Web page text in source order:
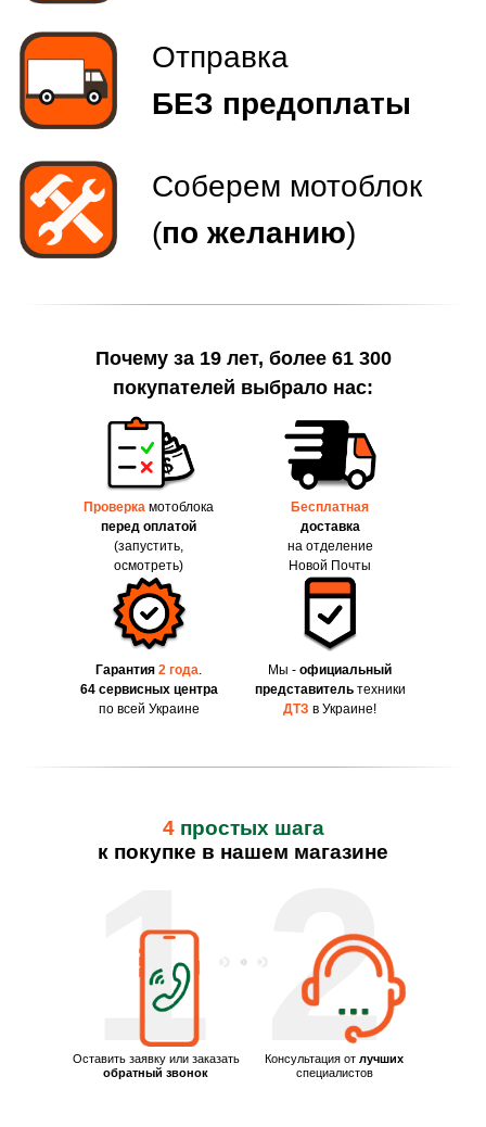
Почему за 19 лет, более 61 300
покупателей выбрало нас:
Проверка мотоблока
перед оплатой
(запустить,
осмотреть)
Гарантия 2 года.
64 сервисных центра
по всей Украине
Бесплатная
доставка
на отделение
Новой Почты
Мы - официальный
представительтехники
ДТЗ в Украине!
1 2
Оставить заявку или заказать
обратный звонок
Консультация от лучших
специалистов
4 простых шага
к покупке в нашем магазине